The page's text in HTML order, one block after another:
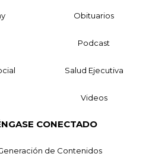
Obituarios
Podcast
Salud Ejecutiva
Videos
CONECTADO
de Contenidos